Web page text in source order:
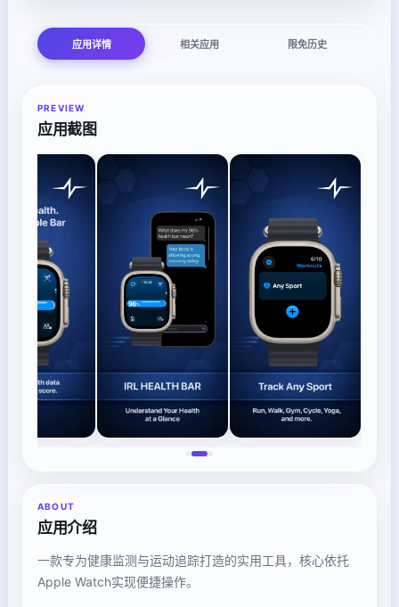
应用详情 相关应用 限免历史
PREVIEW
应用截图
ABOUT
应用介绍
一款专为健康监测与运动追踪打造的实用工具，核心依托
Apple Watch实现便捷操作。